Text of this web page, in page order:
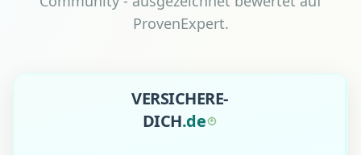
ProvenExpert.
VERSICHERE-
DICH.de